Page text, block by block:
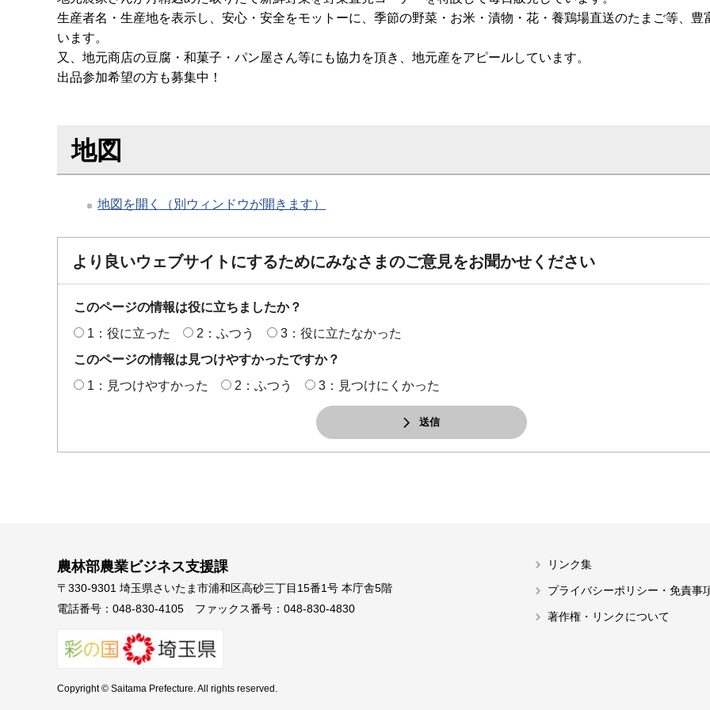
生産者名・生産地を表示し、安心・安全をモットーに、季節の野菜・お米・漬物・花・養鶏場直送のたまご等、豊
います。
又、地元商店の豆腐・和菓子・パン屋さん等にも協力を頂き、地元産をアピールしています。
出品参加希望の方も募集中！
地図
地図を開く（別ウィンドウが開きます）
より良いウェブサイトにするためにみなさまのご意見をお聞かせください
このページの情報は役に立ちましたか？
1：役に立った
2：ふつう
3：役に立たなかった
このページの情報は見つけやすかったですか？
1：見つけやすかった
2：ふつう 3：見つけにくかった
送信
農林部農業ビジネス支援課
〒330-9301 埼玉県さいたま市浦和区高砂三丁目15番1号 本庁舎5階
電話番号：048-830-4105 ファックス番号：048-830-4830
Copyright © Saitama Prefecture. All rights reserved.
リンク集
プライバシーポリシー・免責事
著作権・リンクについて